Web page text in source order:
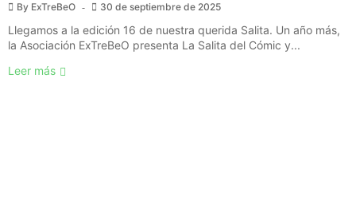
By ExTreBeO 30 de septiembre de 2025
Llegamos a la edición 16 de nuestra querida Salita. Un año más,
la Asociación ExTreBeO presenta La Salita del Cómic y...
Leer más